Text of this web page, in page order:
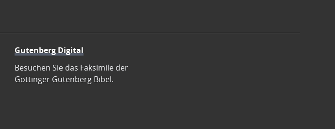
Gutenberg Digital
Besuchen Sie das Faksimile der
Göttinger Gutenberg Bibel.